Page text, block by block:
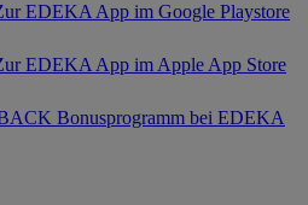
EDEKA App im Google Playstore
EDEKA App im Apple App Store
Bonusprogramm bei EDEKA